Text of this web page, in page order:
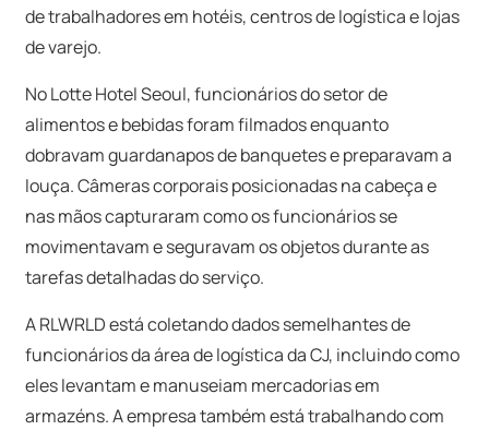
de trabalhadores em hotéis, centros de logística e lojas
de varejo.
No Lotte Hotel Seoul, funcionários do setor de
alimentos e bebidas foram filmados enquanto
dobravam guardanapos de banquetes e preparavam a
louça. Câmeras corporais posicionadas na cabeça e
nas mãos capturaram como os funcionários se
movimentavam e seguravam os objetos durante as
tarefas detalhadas do serviço.
A RLWRLD está coletando dados semelhantes de
funcionários da área de logística da CJ, incluindo como
eles levantam e manuseiam mercadorias em
armazéns. A empresa também está trabalhando com